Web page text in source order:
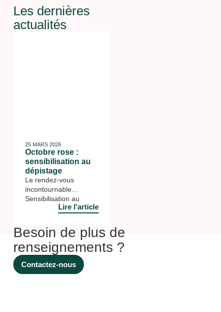
Les dernières
actualités
25 MARS 2026
Octobre rose :
sensibilisation au
dépistage
Le rendez-vous
incontournable
Sensibilisation au
dépistage Ce jeudi 9
Camus participé à la
campagne de
sensibilisation au
dépistage du cancer du
sein pour soutenir cet
évènement planétaire.
Lire l'article
Besoin de plus de
renseignements ?
Contactez-nous